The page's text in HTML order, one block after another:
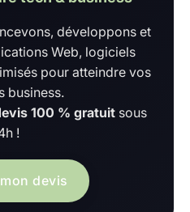
développons et
Web, logiciels
pour atteindre vos
business.
100 % gratuit sous
!
devis